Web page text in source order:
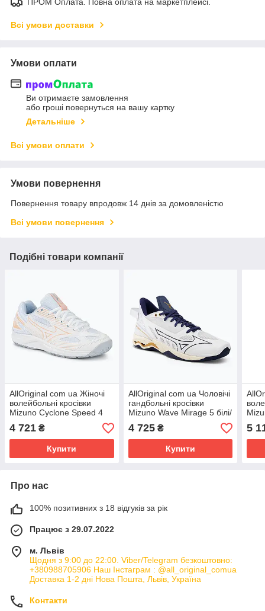
ПРОМ Оплата. Повна оплата на маркетплейсі.
Всі умови доставки
Умови оплати
Ви отримаєте замовлення
або гроші повернуться на вашу картку
Детальніше
Всі умови оплати
Умови повернення
Повернення товару впродовж 14 днів за домовленістю
Всі умови повернення
Подібні товари компанії
AllOriginal com ua Жіночі
волейбольні кросівки
Mizuno Cyclone Speed 4
білі/персиковий парфе/
галогеновий синій
4 721 ₴
Купити
AllOriginal com ua Чоловічі
гандбольні кросівки
Mizuno Wave Mirage 5 білі/
стрічка/золото РОЗМІРИ
ЗАПИТУЙТЕ
4 725₴
Купити
5
Про нас
100% позитивних з 18 відгуків за рік
Працює з 29.07.2022
м. Львів
Щодня з 9:00 до 22:00. Viber/Telegram безкоштовно:
+380988705906 Наш Інстаграм : @all_original_comua
Доставка 1-2 дні Нова Пошта, Львів, Україна
Контакти